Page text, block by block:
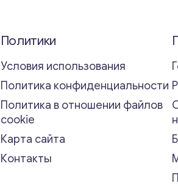
Политики
Условия использования
Политика конфиденциальности
Политика в отношении файлов
cookie
Карта сайта
Контакты